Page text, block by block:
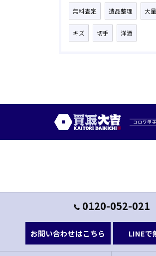
無料査定 遺品整理 大量
キズ 切手 洋酒
0120-052-021
お問い合わせはこちら LINEで